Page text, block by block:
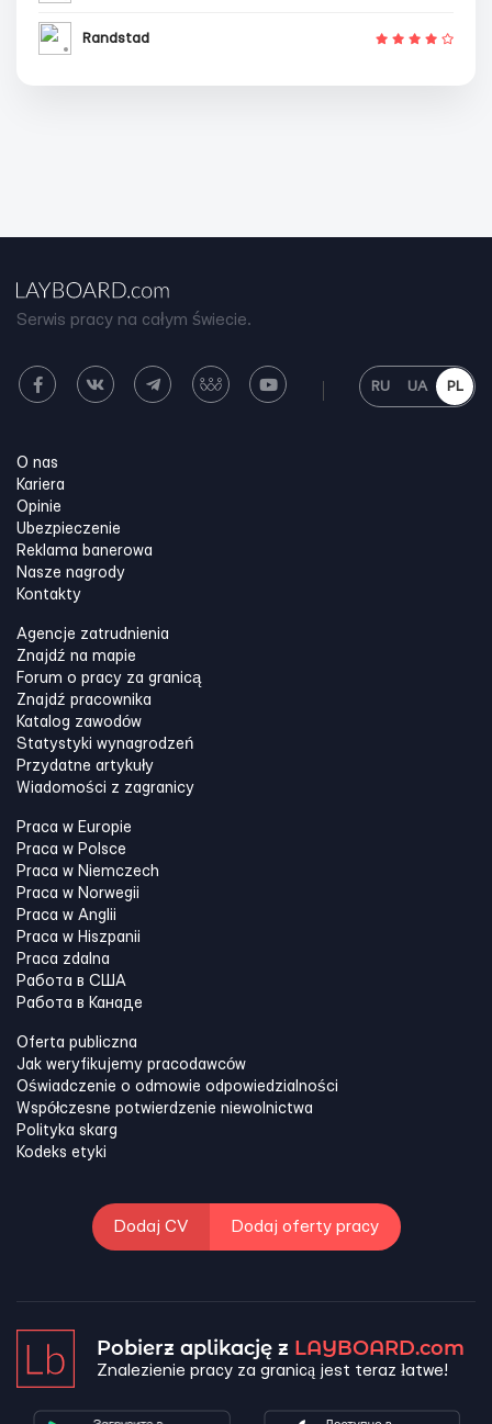
Randstad
Serwis pracy na całym świecie.
RU UA PL
O nas
Kariera
Opinie
Ubezpieczenie
Reklama banerowa
Nasze nagrody
Kontakty
Agencje zatrudnienia
Znajdź na mapie
Forum o pracy za granicą
Znajdź pracownika
Katalog zawodów
Statystyki wynagrodzeń
Przydatne artykuły
Wiadomości z zagranicy
Praca w Europie
Praca w Polsce
Praca w Niemczech
Praca w Norwegii
Praca w Anglii
Praca w Hiszpanii
Praca zdalna
Работа в США
Работа в Канадe
Oferta publiczna
Jak weryfikujemy pracodawców
Oświadczenie o odmowie odpowiedzialności
Współczesne potwierdzenie niewolnictwa
Polityka skarg
Kodeks etyki
Dodaj CV Dodaj oferty pracy
Pobierz aplikację z LAYBOARD.com
Znalezienie pracy za granicą jest teraz łatwe!